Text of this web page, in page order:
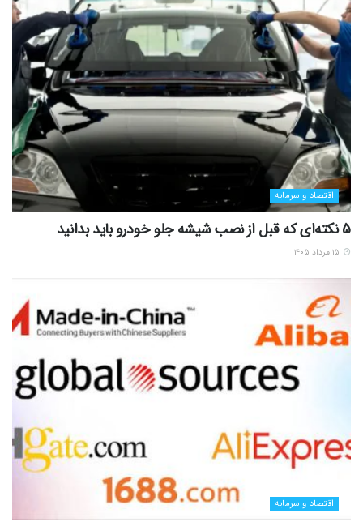
اقتصاد و سرمایه
5 نکته‌ای که قبل از نصب شیشه جلو خودرو باید بدانید
اقتصاد و سرمایه